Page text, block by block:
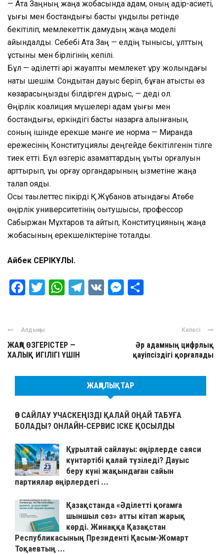
— Ата Заңның жаңа жобасында адам, оның қадір-қасиеті,
құқығы мен бостандығы басты құндылық ретінде
бекітіліп, мемлекеттік дамудың жаңа моделі
айқындалды. Себебі Ата Заң — елдің тынысы, ұлттың
ұстыны мен бірлігінің кепілі.
Бұл — әділетті әрі жауапты мемлекет құру жолындағы
нақты шешім. Сондықтан дауыс беріп, бұған қатысты өз
көзқарасыңызды білдірген дұрыс, — деді ол.
Өңірлік коалиция мүшелері адам құқығы мен
бостандығы, еркіндігі басты назарға алынғанын,
соның ішінде ерекше мәнге ие норма — Миранда
ережесінің Конституциялық деңгейде бекітілгенін тілге
тиек етті. Бұл өзгеріс азаматтардың құқықтық қорғалуын
арттырып, құқық қорғау органдарының қызметіне жаңа
талап қояды.
Осы тақылеттес пікірді Қ.Жұбанов атындағы Ақтөбе
өңірлік университетінің оқытушысы, профессор
Сабыржан Мұхтаров та айтып, Конституцияның жаңа
жобасының ерекшеліктеріне тоқталды.
Айбек СЕРІКҰЛЫ.
Facebook
Twitter
WhatsApp
Telegram
VK Messenger
Алдыңғы
ЖАҢА ӨЗГЕРІСТЕР —
ХАЛЫҚ ИГІЛІГІ ҮШІН
Келесі
Әр адамның цифрлық
қауіпсіздігі қорғалады
ЖАҢАЛЫҚТАР
ӨЗ САЙЛАУ УЧАСКЕҢІЗДІ ҚАЛАЙ ОҢАЙ ТАБУҒА
БОЛАДЫ? ОНЛАЙН-СЕРВИС ІСКЕ ҚОСЫЛДЫ
Құрылтай сайлауы: өңірлерде саяси
күнтәртібі қалай түзіледі? Дауыс
беру күні жақындаған сайын
партиялар өңірлердегі ...
Қазақстанда «Әділетті қоғамға
шыншыл сөз» атты кітап жарық
көрді. Жинаққа Қазақстан
Республикасының Президенті Қасым-Жомарт
Тоқаевтың ...